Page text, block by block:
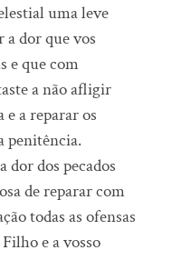
uma leve
dor que vos
e que com
a não afligir
a reparar os
penitência.
dor dos pecados
de reparar com
todas as ofensas
e a vosso